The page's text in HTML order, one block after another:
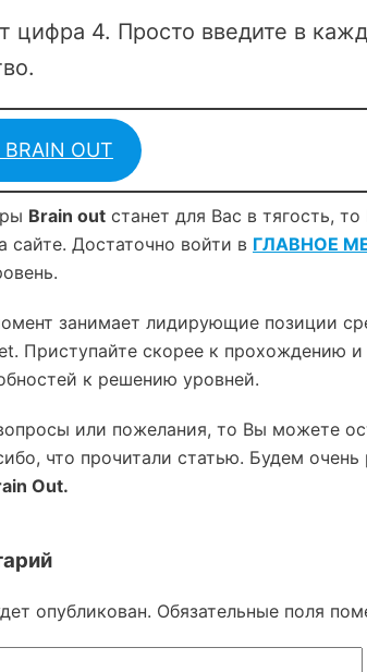
цифра 4. Просто введите в
OUT
Brain out станет для Вас в тягость,
сайте. Достаточно войти в ГЛАВНОЕ
занимает лидирующие позиции
Приступайте скорее к прохождению и
к решению уровней.
или пожелания, то Вы можете
что прочитали статью. Будем
Out.
опубликован. Обязательные поля